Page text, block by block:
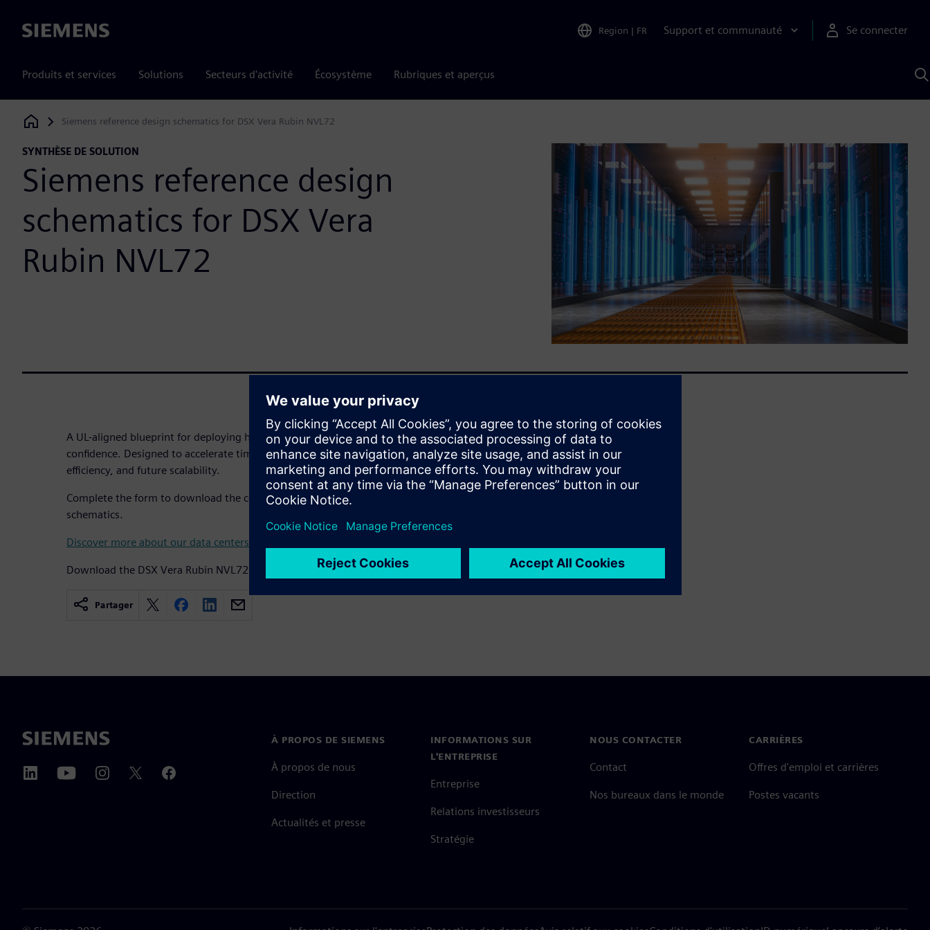
Siemens Region | FR Support et communauté Se connecter
Produits et services Solutions Secteurs d'activité Écosystème Rubriques et aperçus
Siemens Digital Industries Software
Siemens reference design schematics for DSX Vera Rubin NVL72
SYNTHÈSE DE SOLUTION
Siemens reference design
schematics for DSX Vera
Rubin NVL72
A UL-aligned blueprint for deploying high-density AI infrastructure with
confidence. Designed to accelerate time to power while optimizing availability,
efficiency, and future scalability.
Complete the form to download the complete medium- and low-voltage
schematics.
Discover more about our data centers
Download the DSX Vera Rubin NVL72 Brochure
Partager
À PROPOS DE SIEMENS
À propos de nous
Direction
Actualités et presse
INFORMATIONS SUR
L'ENTREPRISE
Entreprise
Relations investisseurs
Stratégie
NOUS CONTACTER
Contact
Nos bureaux dans le monde
CARRIÈRES
Offres d'emploi et carrières
Postes vacants